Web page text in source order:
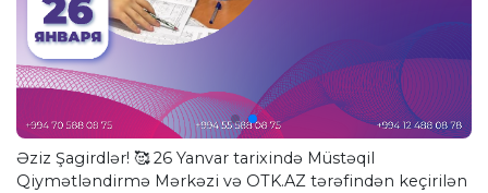
Əziz Şagirdlər! 🥰 26 Yanvar tarixində Müstəqil
Qiymətləndirmə Mərkəzi və OTK.AZ tərəfindən keçirilən